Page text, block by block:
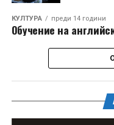
КУЛТУРА преди 14 години
Обучение на